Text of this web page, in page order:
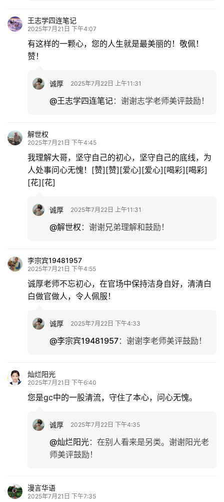
育
儿
更
王志学四连笔记
2025年7月21日 下午4:07
有这样的一颗心，您的人生就是最美丽的！敬佩！
赞！
诚厚 2025年7月22日 上午11:31
@王志学四连笔记： 谢谢志学老师美评鼓励！
解世权
2025年7月21日 下午4:45
我理解大哥，坚守自己的初心，坚守自己的底线，为
人处事问心无愧！[赞][赞][爱心][爱心][喝彩][喝彩]
[花][花]
诚厚 2025年7月22日 上午11:31
@解世权 ： 谢谢兄弟理解和鼓励！
李宗宾19481957
2025年7月21日 下午4:55
诚厚老师不忘初心，在官场中保持洁身自好，清清白
白做官做人，令人佩服！
诚厚 2025年7月22日 下午4:33
@李宗宾19481957： 谢谢李老师美评鼓励！
灿烂阳光
2025年7月21日 下午6:40
您是gc中的一股清流，守住了本心，问心无愧。
诚厚 2025年7月22日 下午4:35
@灿烂阳光： 在别人看来是另类。谢谢阳光老
师美评鼓励！
漫言华语
2025年7月21日 下午7:35